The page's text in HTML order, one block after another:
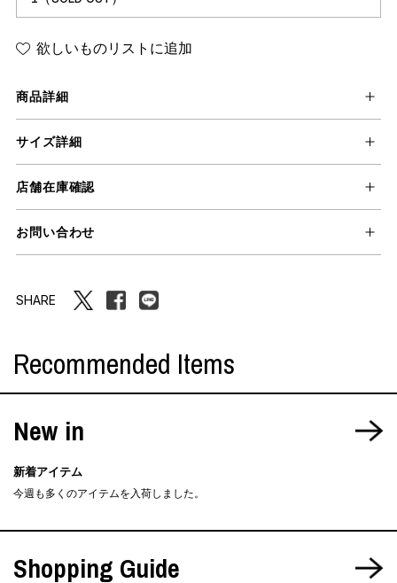
欲しいものリストに追加
商品詳細
サイズ詳細
店舗在庫確認
お問い合わせ
SHARE
Recommended Items
New in
新着アイテム
今週も多くのアイテムを入荷しました。
Shopping Guide